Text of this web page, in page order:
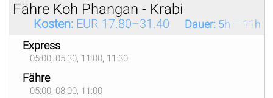
Fähre Koh Phangan - Krabi
Kosten:EUR 17.80–31.40 Dauer:5h – 11h
Express
05:00, 05:30, 11:00, 11:30
Fähre
05:00, 08:00, 11:00